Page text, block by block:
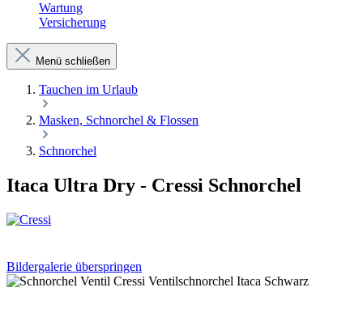
Wartung
Versicherung
Menü schließen
Tauchen im Urlaub
Masken, Schnorchel & Flossen
Schnorchel
Itaca Ultra Dry - Cressi Schnorchel
Bildergalerie überspringen